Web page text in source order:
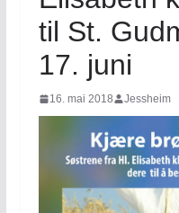
til St.
17. juni
16. mai 2018 Jessheim